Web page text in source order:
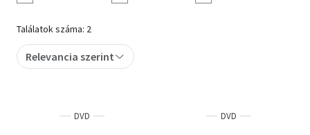
Művészet
Szakkönyv
Tankönyv, segédkönyv
Találatok száma: 2
Relevancia szerint
DVD DVD